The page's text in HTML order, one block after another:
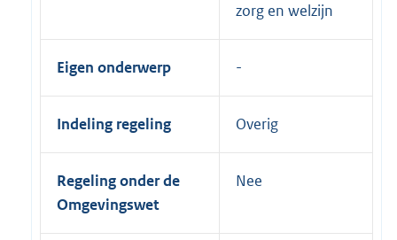
zorg en welzijn
Eigen onderwerp
Indeling regeling Overig
Regeling onder de
Omgevingswet
Nee